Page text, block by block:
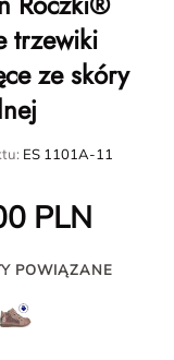
trzewiki
ze skóry
ES 1101A-11
PLN
POWIĄZANE